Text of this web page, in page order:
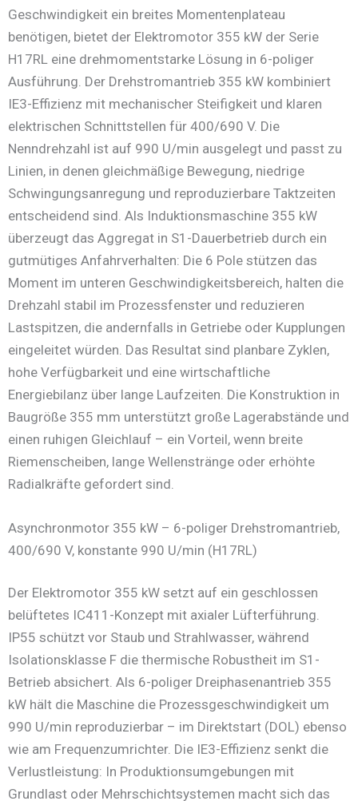
Geschwindigkeit ein breites Momentenplateau
benötigen, bietet der Elektromotor 355 kW der Serie
H17RL eine drehmomentstarke Lösung in 6-poliger
Ausführung. Der Drehstromantrieb 355 kW kombiniert
IE3-Effizienz mit mechanischer Steifigkeit und klaren
elektrischen Schnittstellen für 400/690 V. Die
Nenndrehzahl ist auf 990 U/min ausgelegt und passt zu
Linien, in denen gleichmäßige Bewegung, niedrige
Schwingungsanregung und reproduzierbare Taktzeiten
entscheidend sind. Als Induktionsmaschine 355 kW
überzeugt das Aggregat in S1-Dauerbetrieb durch ein
gutmütiges Anfahrverhalten: Die 6 Pole stützen das
Moment im unteren Geschwindigkeitsbereich, halten die
Drehzahl stabil im Prozessfenster und reduzieren
Lastspitzen, die andernfalls in Getriebe oder Kupplungen
eingeleitet würden. Das Resultat sind planbare Zyklen,
hohe Verfügbarkeit und eine wirtschaftliche
Energiebilanz über lange Laufzeiten. Die Konstruktion in
Baugröße 355 mm unterstützt große Lagerabstände und
einen ruhigen Gleichlauf – ein Vorteil, wenn breite
Riemenscheiben, lange Wellenstränge oder erhöhte
Radialkräfte gefordert sind.
Asynchronmotor 355 kW – 6-poliger Drehstromantrieb,
400/690 V, konstante 990 U/min (H17RL)
Der Elektromotor 355 kW setzt auf ein geschlossen
belüftetes IC411-Konzept mit axialer Lüfterführung.
IP55 schützt vor Staub und Strahlwasser, während
Isolationsklasse F die thermische Robustheit im S1-
Betrieb absichert. Als 6-poliger Dreiphasenantrieb 355
kW hält die Maschine die Prozessgeschwindigkeit um
990 U/min reproduzierbar – im Direktstart (DOL) ebenso
wie am Frequenzumrichter. Die IE3-Effizienz senkt die
Verlustleistung: In Produktionsumgebungen mit
Grundlast oder Mehrschichtsystemen macht sich das